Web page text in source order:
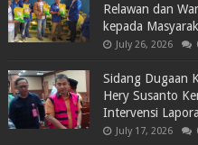
Relawan dan
kepada
July 26, 2026
Sidang Dugaan
Hery Susanto
Intervensi
July 17, 2026